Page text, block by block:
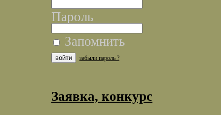
Пароль
Запомнить
забыли пароль ?
Заявка, конкурс